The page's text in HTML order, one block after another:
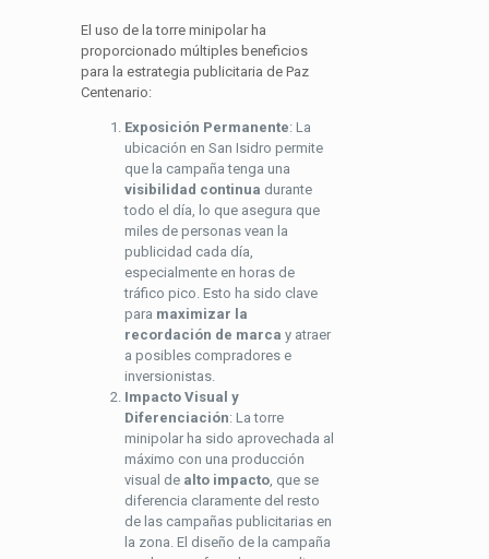
El uso de la torre minipolar ha
proporcionado múltiples beneficios
para la estrategia publicitaria de Paz
Centenario:
Exposición Permanente: La
ubicación en San Isidro permite
que la campaña tenga una
visibilidad continua durante
todo el día, lo que asegura que
miles de personas vean la
publicidad cada día,
especialmente en horas de
tráfico pico. Esto ha sido clave
para maximizar la
recordación de marca y atraer
a posibles compradores e
inversionistas.
Impacto Visual y
Diferenciación: La torre
minipolar ha sido aprovechada al
máximo con una producción
visual de alto impacto , que se
diferencia claramente del resto
de las campañas publicitarias en
la zona. El diseño de la campaña